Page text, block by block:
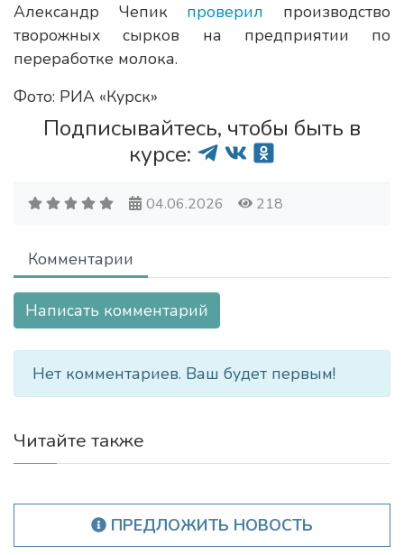
Александр Чепик проверил производство
творожных сырков на предприятии по
переработке молока.
Фото: РИА «Курск»
Подписывайтесь, чтобы быть в
курсе:
04.06.2026 218
Комментарии
Написать комментарий
Нет комментариев. Ваш будет первым!
Читайте также
ПРЕДЛОЖИТЬ НОВОСТЬ